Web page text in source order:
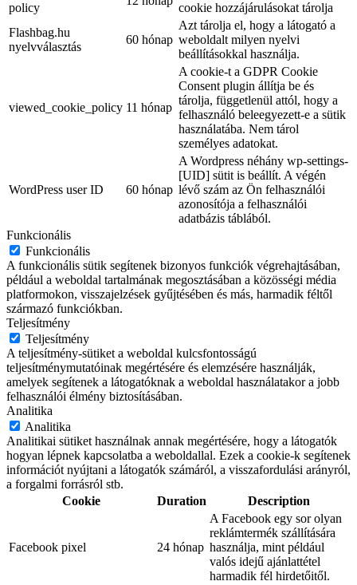
policy
cookie hozzájárulásokat tárolja
Flashbag.hu
nyelvválasztás
60 hónap
Azt tárolja el, hogy a látogató a
weboldalt milyen nyelvi
beállításokkal használja.
viewed_cookie_policy 11 hónap
A cookie-t a GDPR Cookie
Consent plugin állítja be és
tárolja, függetlenül attól, hogy a
felhasználó beleegyezett-e a sütik
használatába. Nem tárol
személyes adatokat.
WordPress user ID 60 hónap
A Wordpress néhány wp-settings-
[UID] sütit is beállít. A végén
lévő szám az Ön felhasználói
azonosítója a felhasználói
adatbázis táblából.
Funkcionális
Funkcionális
A funkcionális sütik segítenek bizonyos funkciók végrehajtásában,
például a weboldal tartalmának megosztásában a közösségi média
platformokon, visszajelzések gyűjtésében és más, harmadik féltől
származó funkciókban.
Teljesítmény
Teljesítmény
A teljesítmény-sütiket a weboldal kulcsfontosságú
teljesítménymutatóinak megértésére és elemzésére használják,
amelyek segítenek a látogatóknak a weboldal használatakor a jobb
felhasználói élmény biztosításában.
Analitika
Analitika
Analitikai sütiket használnak annak megértésére, hogy a látogatók
hogyan lépnek kapcsolatba a weboldallal. Ezek a cookie-k segítenek
információt nyújtani a látogatók számáról, a visszafordulási arányról,
a forgalmi forrásról stb.
Cookie
Duration Description
Facebook pixel 24 hónap
A Facebook egy sor olyan
reklámtermék szállítására
használja, mint például
valós idejű ajánlattétel
harmadik fél hirdetőitől.